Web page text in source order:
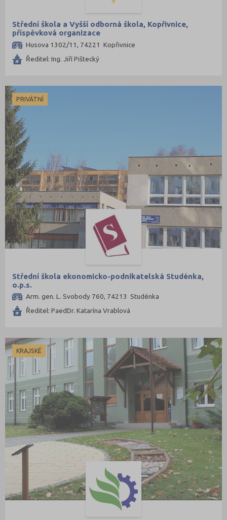
Střední škola a Vyšší odborná škola, Kopřivnice,
příspěvková organizace
Husova 1302/11, 74221 Kopřivnice
Ředitel: Ing. Jiří Pištecký
PRIVÁTNÍ
Střední škola ekonomicko-podnikatelská Studénka,
o.p.s.
Arm. gen. L. Svobody 760, 74213 Studénka
Ředitel: PaedDr. Katarína Vrablová
KRAJSKÉ